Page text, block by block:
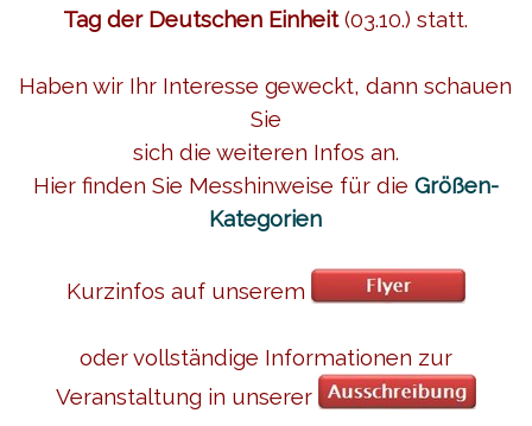
Tag der Deutschen Einheit(03.10.) statt.
Haben wir Ihr Interesse geweckt, dann schauen
Sie
sich die weiteren Infos an.
Hier finden Sie Messhinweise für die Größen-
Kategorien
Kurzinfos auf unserem
oder vollständige Informationen zur
Veranstaltung in unserer